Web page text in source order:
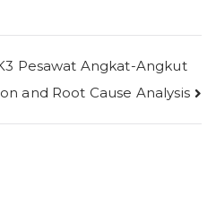
Pesawat Angkat-Angkut
and Root Cause Analysis